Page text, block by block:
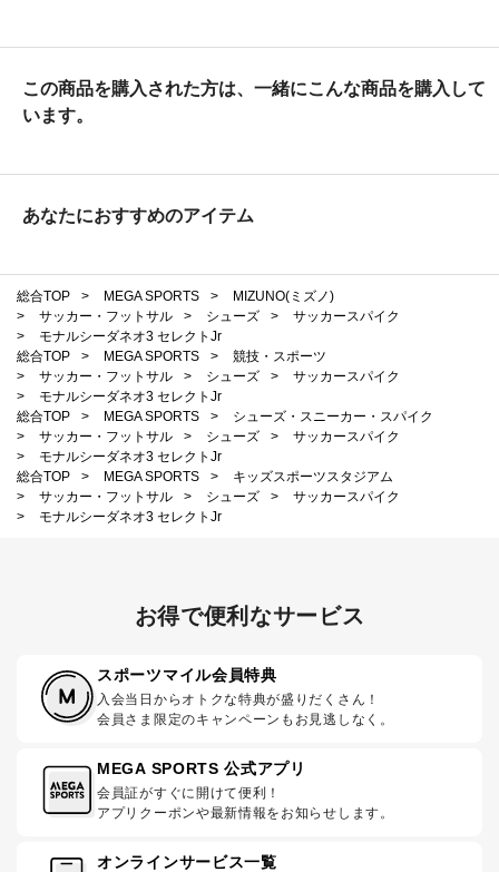
この商品を購入された方は、一緒にこんな商品を購入して
います。
あなたにおすすめのアイテム
総合TOP > MEGA SPORTS >
MIZUNO(ミズノ)
>
サッカー・フットサル > シューズ >
サッカースパイク
>
モナルシーダネオ3 セレクトJr
総合TOP
> MEGA SPORTS >
競技・スポーツ
>
サッカー・フットサル > シューズ >
サッカースパイク
>
モナルシーダネオ3 セレクトJr
総合TOP
> MEGA SPORTS >
シューズ・スニーカー・スパイク
>
サッカー・フットサル > シューズ >
サッカースパイク
>
モナルシーダネオ3 セレクトJr
総合TOP
> MEGA SPORTS >
キッズスポーツスタジアム
>
サッカー・フットサル > シューズ >
サッカースパイク
>
モナルシーダネオ3 セレクトJr
お得で便利なサービス
スポーツマイル会員特典
入会当日からオトクな特典が盛りだくさん！
会員さま限定のキャンペーンもお見逃しなく。
MEGA SPORTS 公式アプリ
会員証がすぐに開けて便利！
アプリクーポンや最新情報をお知らせします。
オンラインサービス一覧